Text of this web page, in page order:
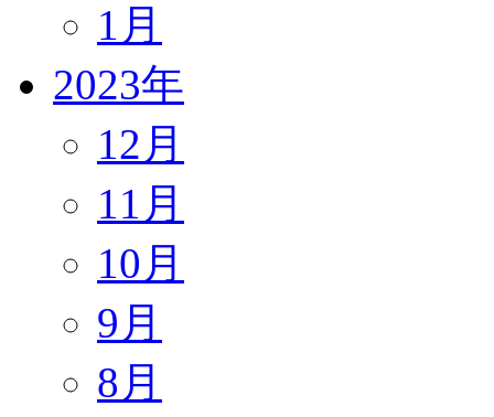
1月
2023年
12月
11月
10月
9月
8月